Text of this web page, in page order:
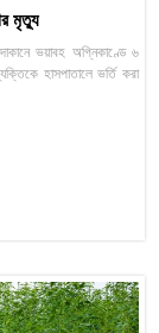
মৃত্যু
ভয়াবহ অগ্নিকাণ্ডে ৬
হাসপাতালে ভর্তি করা